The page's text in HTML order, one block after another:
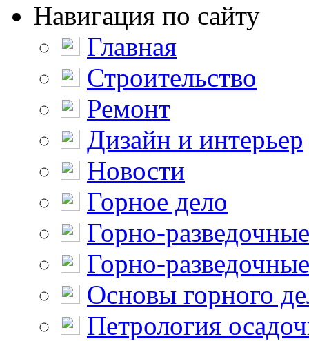
Навигация по сайту
Главная
Строительство
Ремонт
Дизайн и интерьер
Новости
Горное дело
Горно-
Горно-
Основы горного
Петрология